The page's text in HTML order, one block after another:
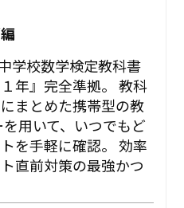
学校数学検定教科書
年』完全準拠。 教科
まとめた携帯型の教
用いて、いつでもど
を手軽に確認。 効率
直前対策の最強かつ